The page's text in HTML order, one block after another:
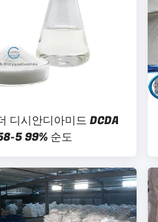
디시안디아미드 DCDA
5 99% 순도